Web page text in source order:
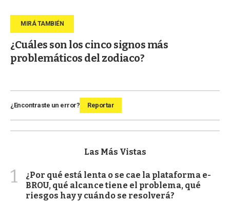
¿Cuáles son los cinco signos más
problemáticos del zodiaco?
¿Encontraste un error? Reportar
Las Más Vistas
1
¿Por qué está lenta o se cae la plataforma e-
BROU, qué alcance tiene el problema, qué
riesgos hay y cuándo se resolverá?